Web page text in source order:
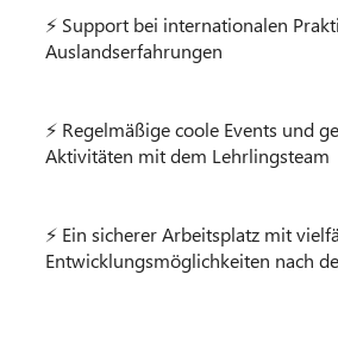
⚡ Support bei internationalen
Auslandserfahrungen
⚡ Regelmäßige coole Events und
Aktivitäten mit dem Lehrlingsteam
⚡ Ein sicherer Arbeitsplatz mit
Entwicklungsmöglichkeiten nach